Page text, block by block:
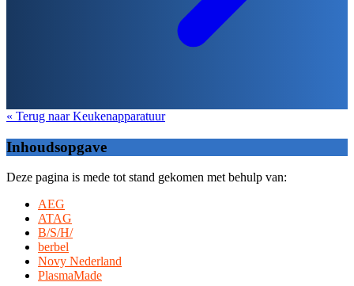
« Terug naar Keukenapparatuur
Inhoudsopgave
Deze pagina is mede tot stand gekomen met behulp van:
AEG
ATAG
B/S/H/
berbel
Novy Nederland
PlasmaMade